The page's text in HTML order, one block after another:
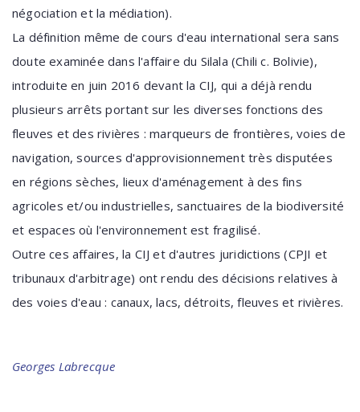
négociation et la médiation).
La définition même de cours d'eau international sera sans
doute examinée dans l'affaire du Silala (Chili c. Bolivie),
introduite en juin 2016 devant la CIJ, qui a déjà rendu
plusieurs arrêts portant sur les diverses fonctions des
fleuves et des rivières : marqueurs de frontières, voies de
navigation, sources d'approvisionnement très disputées
en régions sèches, lieux d'aménagement à des fins
agricoles et/ou industrielles, sanctuaires de la biodiversité
et espaces où l'environnement est fragilisé.
Outre ces affaires, la CIJ et d'autres juridictions (CPJI et
tribunaux d'arbitrage) ont rendu des décisions relatives à
des voies d'eau : canaux, lacs, détroits, fleuves et rivières.
Georges Labrecque